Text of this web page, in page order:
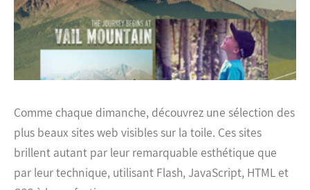
Comme chaque dimanche, découvrez une sélection des
plus beaux sites web visibles sur la toile. Ces sites
brillent autant par leur remarquable esthétique que
par leur technique, utilisant Flash, JavaScript, HTML et